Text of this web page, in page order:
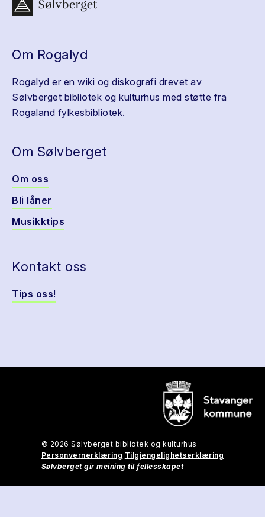
Om Rogalyd
Rogalyd er en wiki og diskografi drevet av
Sølvberget bibliotek og kulturhus med støtte fra
Rogaland fylkesbibliotek.
Om Sølvberget
Om oss
Bli låner
Musikktips
Kontakt oss
Tips oss!
© 2026 Sølvberget bibliotek og kulturhus
Personvernerklæring Tilgjengelighetserklæring
Sølvberget gir meining til fellesskapet